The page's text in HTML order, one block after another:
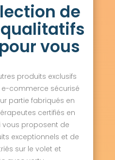
de
vous
produits exclusifs
commerce sécurisé
partie fabriqués en
certifiés en
vous proposent de
exceptionnels et de
sur le volet et